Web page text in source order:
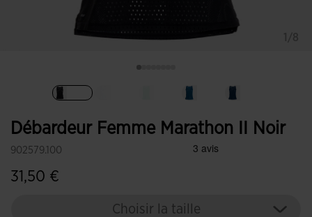
Débardeur Femme Marathon II Noir
902579.100
31,50 €
Choisir la taille